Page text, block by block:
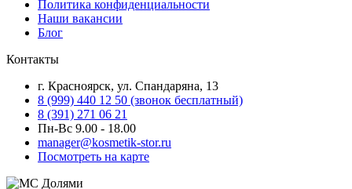
Политика конфиденциальности
Наши вакансии
Блог
Контакты
г. Красноярск, ул. Спандаряна, 13
8 (999) 440 12 50 (звонок бесплатный)
8 (391) 271 06 21
Пн-Вс 9.00 - 18.00
manager@kosmetik-stor.ru
Посмотреть на карте